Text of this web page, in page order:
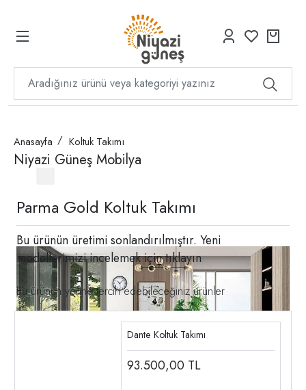
Anasayfa Koltuk Takımı
Niyazi Güneş Mobilya
Parma Gold Koltuk Takımı
Bu ürünün üretimi sonlandırılmıştır. Yeni
modellerimizi incelemek içintıklayın
Bu ürünün yerine tercih edebileceğiniz ürünler
Dante Koltuk Takımı
93.500,00 TL